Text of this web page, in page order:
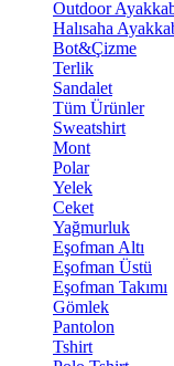
Outdoor
Halısaha
Bot&Çizme
Terlik
Sandalet
Tüm Ürünler
Sweatshirt
Mont
Polar
Yelek
Ceket
Yağmurluk
Eşofman Altı
Eşofman Üstü
Eşofman Takımı
Gömlek
Pantolon
Tshirt